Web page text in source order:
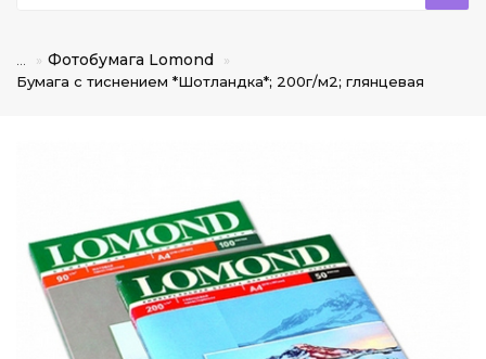
Фотобумага Lomond
Бумага с тиснением *Шотландка*; 200г/м2; глянцевая